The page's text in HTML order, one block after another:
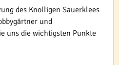
des Knolligen Sauerklees
und
uns die wichtigsten Punkte